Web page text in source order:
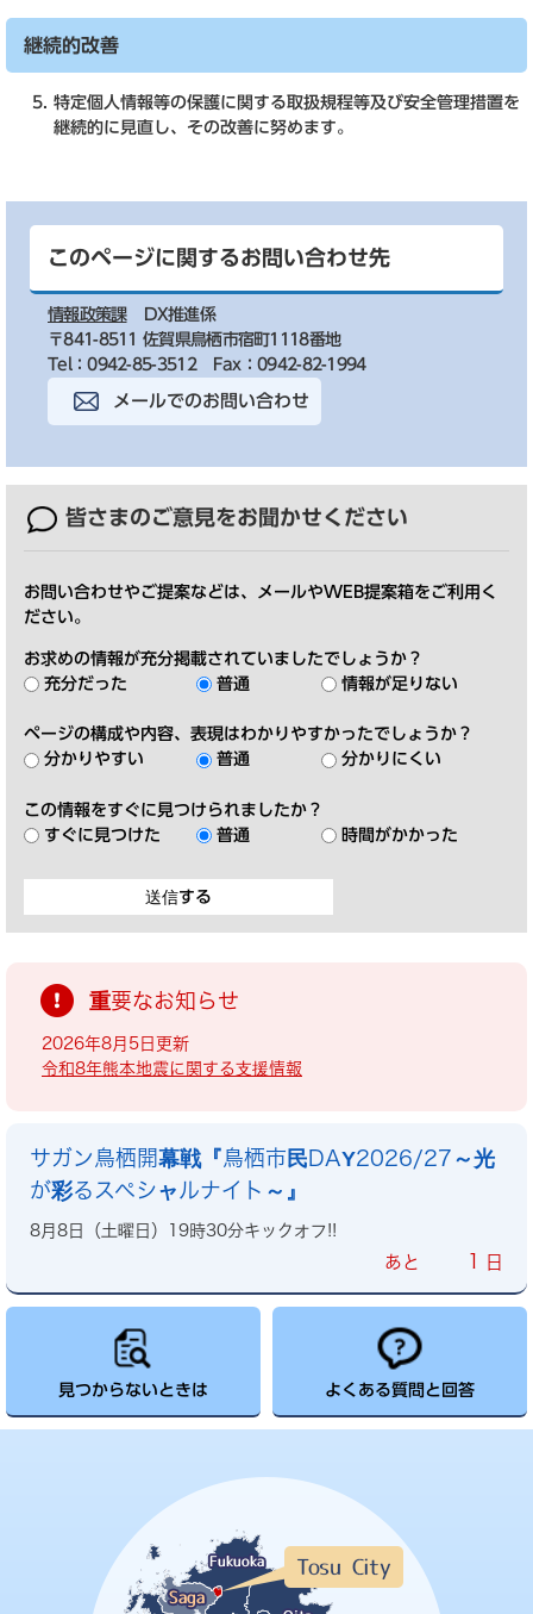
継続的改善
特定個人情報等の保護に関する取扱規程等及び安全管理措置を
継続的に見直し、その改善に努めます。
このページに関するお問い合わせ先
情報政策課
DX推進係
〒841-8511 佐賀県鳥栖市宿町1118番地
Tel：0942-85-3512
Fax：0942-82-1994
メールでのお問い合わせ
皆さまのご意見をお聞かせください
お問い合わせやご提案などは、メールやWEB提案箱をご利用く
ださい。
お求めの情報が充分掲載されていましたでしょうか？
充分だった
普通 情報が足りない
ページの構成や内容、表現はわかりやすかったでしょうか？
分かりやすい
普通 分かりにくい
この情報をすぐに見つけられましたか？
すぐに見つけた
普通 時間がかかった
重要なお知らせ
2026年8月5日更新
令和8年熊本地震に関する支援情報
サガン鳥栖開幕戦『鳥栖市民DAY2026/27～光
が彩るスペシャルナイト～』
8月8日（土曜日）19時30分キックオフ!!
あと 1 日
見つからないときは よくある質問と回答